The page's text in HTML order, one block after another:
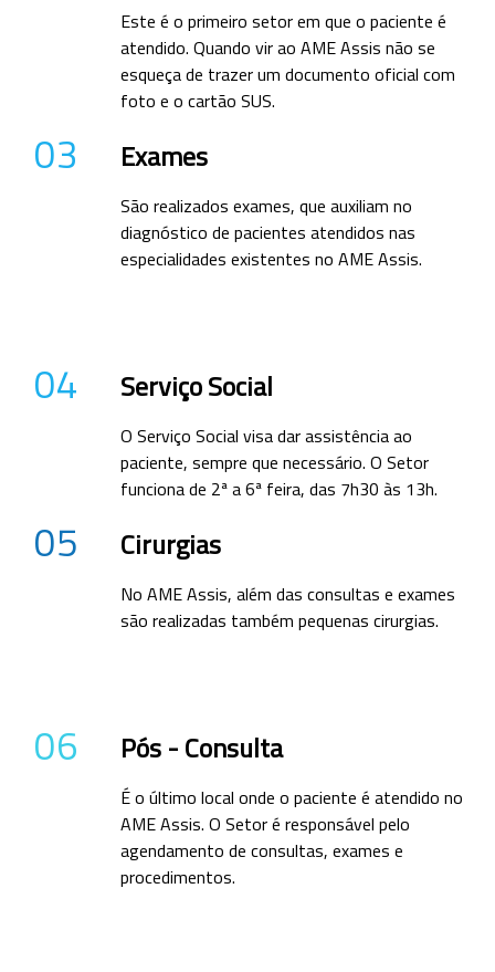
Este é o primeiro setor em que o paciente é
atendido. Quando vir ao AME Assis não se
esqueça de trazer um documento oficial com
foto e o cartão SUS.
03 Exames
São realizados exames, que auxiliam no
diagnóstico de pacientes atendidos nas
especialidades existentes no AME Assis.
04 Serviço Social
O Serviço Social visa dar assistência ao
paciente, sempre que necessário. O Setor
funciona de 2ª a 6ª feira, das 7h30 às 13h.
05 Cirurgias
No AME Assis, além das consultas e exames
são realizadas também pequenas cirurgias.
06 Pós - Consulta
É o último local onde o paciente é atendido no
AME Assis. O Setor é responsável pelo
agendamento de consultas, exames e
procedimentos.